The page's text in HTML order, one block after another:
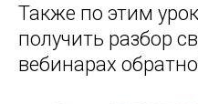
Также по этим
получить разбор
вебинарах